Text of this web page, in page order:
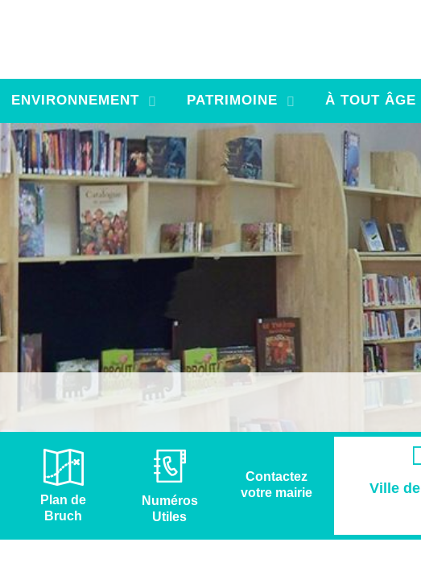
ENVIRONNEMENT PATRIMOINE À TOUT ÂGE
Plan de
Bruch
Numéros
Utiles
Contactez
votre mairie
Ville